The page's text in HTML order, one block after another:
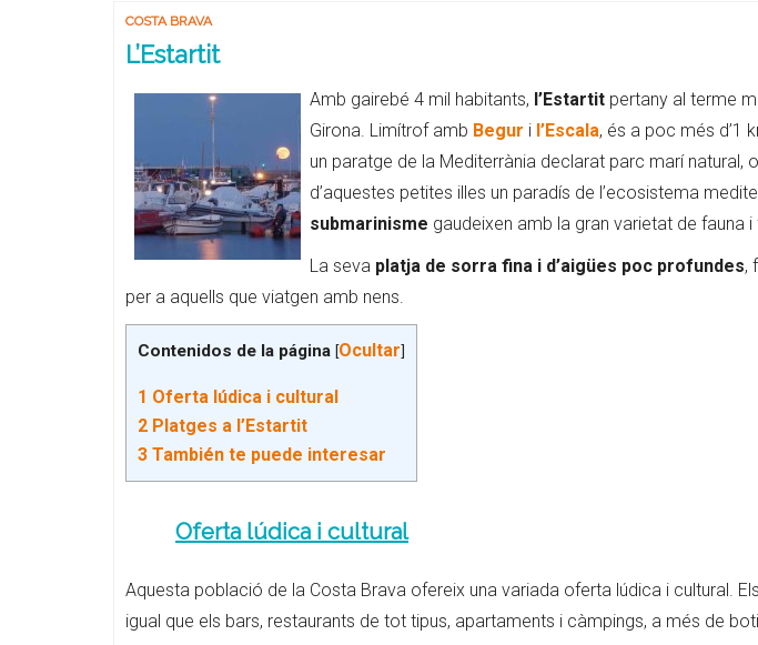
COSTA BRAVA
L’Estartit
Amb gairebé 4 mil habitants, l’Estartit pertany al terme
Girona. Limítrof amb Begur i l’Escala, és a poc més d’1
un paratge de la Mediterrània declarat parc marí natural,
d’aquestes petites illes un paradís de l’ecosistema
submarinisme gaudeixen amb la gran varietat de fauna
La seva platja de sorra fina i d’aigües poc profundes,
per a aquells que viatgen amb nens.
Contenidos de la página [Ocultar]
1 Oferta lúdica i cultural
2 Platges a l’Estartit
3 También te puede interesar
Oferta lúdica i cultural
Aquesta població de la Costa Brava ofereix una variada oferta lúdica i cultural. Els
igual que els bars, restaurants de tot tipus, apartaments i càmpings, a més de